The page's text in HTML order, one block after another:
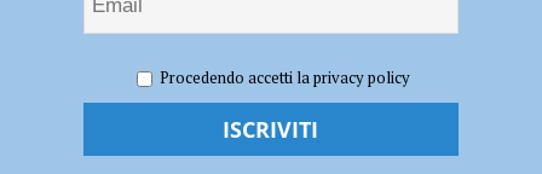
interferire in un match, deferito Mulas e il Piacenza Calcio per
responsabilità oggettiva
Tentò di interferire in un match, deferito
Procedendo accetti la privacy policy